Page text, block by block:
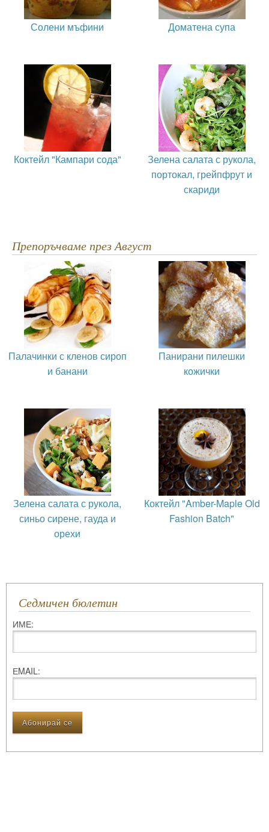
Солени мъфини Доматена супа
Коктейл "Кампари сода"
Зелена салата с рукола,
портокал, грейпфрут и
скариди
Препоръчваме през Август
Палачинки с кленов сироп
и банани
Панирани пилешки
кожички
Зелена салата с рукола,
синьо сирене, гауда и
орехи
Коктейл "Amber-Maple Old
Fashion Batch"
Седмичен бюлетин
ИМЕ:
ЕMAIL: